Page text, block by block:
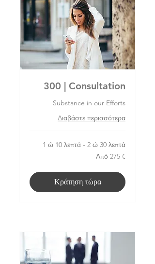
300 | Consultation
Substance in our Efforts
Διαβάστε περισσότερα
1 ώ 10 λεπτά - 2 ώ 30 λεπτά
Από 275 €
Κράτηση τώρα